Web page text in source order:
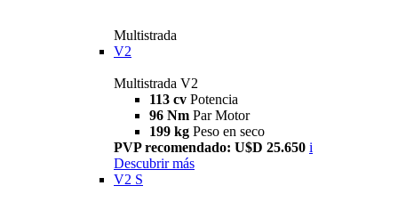
Multistrada
V2
Multistrada V2
113 cv Potencia
96 Nm Par Motor
199 kg Peso en seco
PVP recomendado: U$D 25.650 i
Descubrir más
V2 S